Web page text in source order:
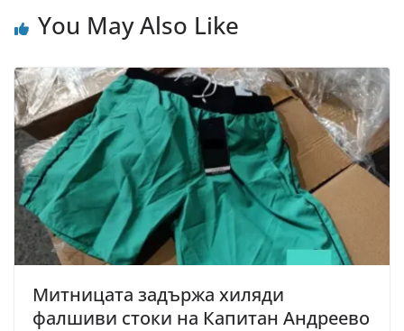
You May Also Like
Митницата задържа хиляди
фалшиви стоки на Капитан Андреево